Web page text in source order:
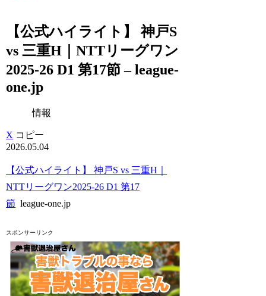
【公式ハイライト】 神戸S
vs 三重H｜NTTリーグワン
2025-26 D1 第17節 – league-
one.jp
情報
X コピー
2026.05.04
【公式ハイライト】 神戸S vs 三重H｜
NTTリーグワン2025-26 D1 第17
節 league-one.jp
スポンサーリンク